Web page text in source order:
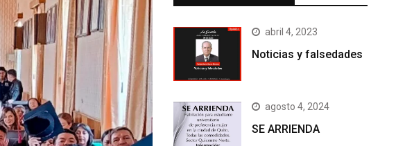
abril 4, 2023
Noticias y falsedades
agosto 4, 2024
SE ARRIENDA